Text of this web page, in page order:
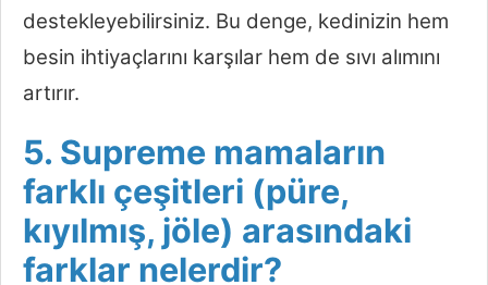
destekleyebilirsiniz. Bu denge, kedinizin hem
besin ihtiyaçlarını karşılar hem de sıvı alımını
artırır.
5. Supreme mamaların
farklı çeşitleri (püre,
kıyılmış, jöle) arasındaki
farklar nelerdir?